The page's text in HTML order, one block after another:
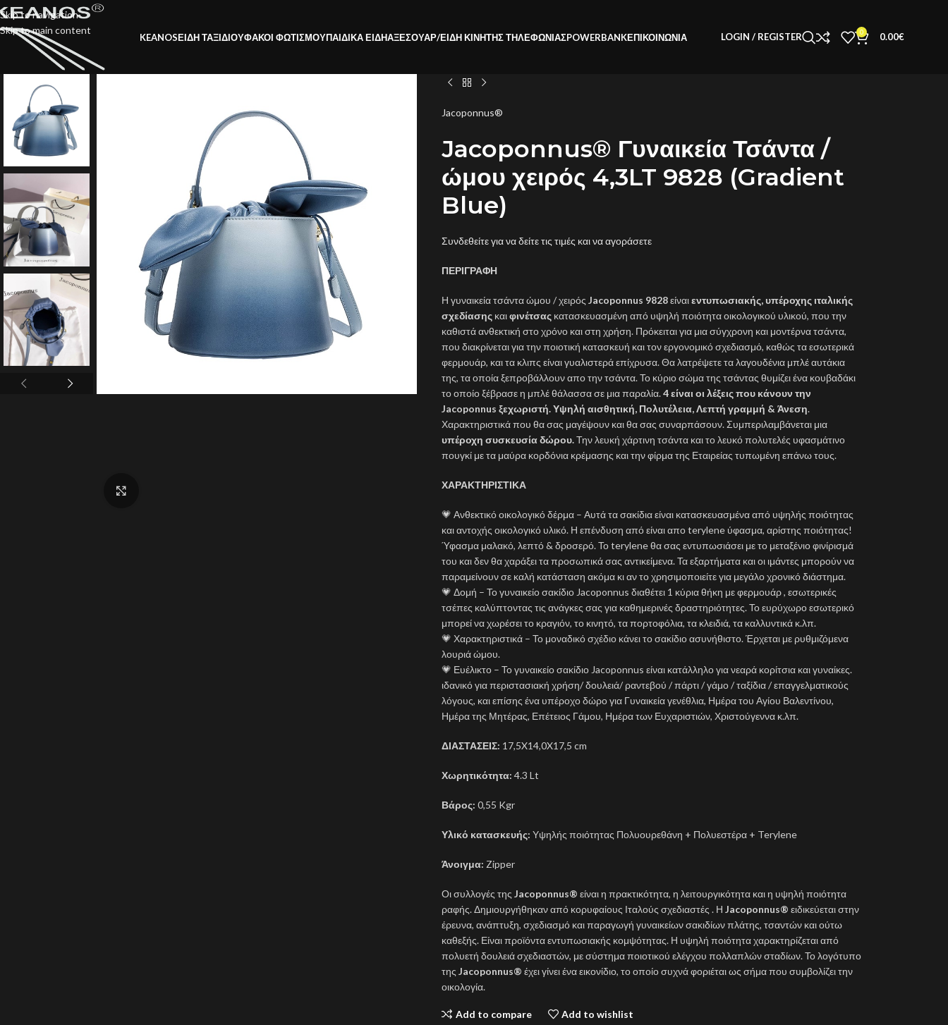
Skip to navigation
Skip to main content
KEANOSΕΙΔΗ ΤΑΞΙΔΙΟΥΦΑΚΟΙ ΦΩΤΙΣΜΟΥΠΑΙΔΙΚΑ ΕΙΔΗΑΞΕΣΟΥΑΡ/ΕΙΔΗ ΚΙΝΗΤΗΣ ΤΗΛΕΦΩΝΙΑΣPOWERBANKΕΠΙΚΟΙΝΩΝΊΑ LOGIN / REGISTER 0 0.00€
Jacoponnus®
Jacoponnus® Γυναικεία Τσάντα /
ώμου χειρός 4,3LT 9828 (Gradient
Blue)
Συνδεθείτε για να δείτε τις τιμές και να αγοράσετε
ΠΕΡΙΓΡΑΦΗ
Η γυναικεία τσάντα ώμου / χειρός Jacoponnus 9828είναιεντυπωσιακής, υπέροχης ιταλικής
σχεδίασης καιφινέτσαςκατασκευασμένη από υψηλή ποιότητα οικολογικού υλικού, που την
καθιστά ανθεκτική στο χρόνο και στη χρήση. Πρόκειται για μια σύγχρονη και μοντέρνα τσάντα,
που διακρίνεται για την ποιοτική κατασκευή και τον εργονομικό σχεδιασμό, καθώς τα εσωτερικά
φερμουάρ, και τα κλιπς είναι γυαλιστερά επίχρυσα. Θα λατρέψετε τα λαγουδένια μπλέ αυτάκια
της, τα οποία ξεπροβάλλουν απο την τσάντα. Το κύριο σώμα της τσάντας θυμίζει ένα κουβαδάκι
το οποίο ξέβρασε η μπλέ θάλασσα σε μια παραλία.4 είναι οι λέξεις που κάνουν την
Jacoponnus ξεχωριστή. Υψηλή αισθητική, Πολυτέλεια, Λεπτή γραμμή & Άνεση.
Χαρακτηριστικά που θα σας μαγέψουν και θα σας συναρπάσουν. Συμπεριλαμβάνεται μια
υπέροχη συσκευσία δώρου.Την λευκή χάρτινη τσάντα και το λευκό πολυτελές υφασμάτινο
πουγκί με τα μαύρα κορδόνια κρέμασης και την φίρμα της Εταιρείας τυπωμένη επάνω τους.
ΧΑΡΑΚΤΗΡΙΣΤΙΚΑ
💗 Ανθεκτικό οικολογικό δέρμα – Αυτά τα σακίδια είναι κατασκευασμένα από υψηλής ποιότητας
και αντοχής οικολογικό υλικό. Η επένδυση από είναι απο terylene ύφασμα, αρίστης ποιότητας!
Ύφασμα μαλακό, λεπτό & δροσερό. Το terylene θα σας εντυπωσιάσει με το μεταξένιο φινίρισμά
του και δεν θα χαράξει τα προσωπικά σας αντικείμενα. Τα εξαρτήματα και οι ιμάντες μπορούν να
παραμείνουν σε καλή κατάσταση ακόμα κι αν το χρησιμοποιείτε για μεγάλο χρονικό διάστημα.
💗 Δομή – Το γυναικείο σακίδιο Jacoponnus διαθέτει 1 κύρια θήκη με φερμουάρ , εσωτερικές
τσέπες καλύπτοντας τις ανάγκες σας για καθημερινές δραστηριότητες. Το ευρύχωρο εσωτερικό
μπορεί να χωρέσει το κραγιόν, το κινητό, τα πορτοφόλια, τα κλειδιά, τα καλλυντικά κ.λπ.
💗 Χαρακτηριστικά – Το μοναδικό σχέδιο κάνει το σακίδιο ασυνήθιστο. Έρχεται με ρυθμιζόμενα
λουριά ώμου.
💗 Ευέλικτο – Το γυναικείο σακίδιο Jacoponnus είναι κατάλληλο για νεαρά κορίτσια και γυναίκες.
ιδανικό για περιστασιακή χρήση/ δουλειά/ ραντεβού / πάρτι / γάμο / ταξίδια / επαγγελματικούς
λόγους, και επίσης ένα υπέροχο δώρο για Γυναικεία γενέθλια, Ημέρα του Αγίου Βαλεντίνου,
Ημέρα της Μητέρας, Επέτειος Γάμου, Ημέρα των Ευχαριστιών, Χριστούγεννα κ.λπ.
ΔΙΑΣΤΑΣΕΙΣ: 17,5X14,0X17,5 cm
Χωρητικότητα: 4.3 Lt
Βάρος: 0,55 Kgr
Υλικό κατασκευής: Υψηλής ποιότητας Πολυουρεθάνη + Πολυεστέρα + Terylene
Άνοιγμα: Zipper
Οι συλλογές της Jacoponnus® είναι η πρακτικότητα, η λειτουργικότητα και η υψηλή ποιότητα
ραφής. Δημιουργήθηκαν από κορυφαίους Ιταλούς σχεδιαστές . Η Jacoponnus® ειδικεύεται στην
έρευνα, ανάπτυξη, σχεδιασμό και παραγωγή γυναικείων σακιδίων πλάτης, τσαντών και ούτω
καθεξής. Είναι προϊόντα εντυπωσιακής κομψότητας. Η υψηλή ποιότητα χαρακτηρίζεται από
πολυετή δουλειά σχεδιαστών, με σύστημα ποιοτικού ελέγχου πολλαπλών σταδίων. Το λογότυπο
της Jacoponnus® έχει γίνει ένα εικονίδιο, το οποίο συχνά φοριέται ως σήμα που συμβολίζει την
οικολογία.
Add to compare Add to wishlist